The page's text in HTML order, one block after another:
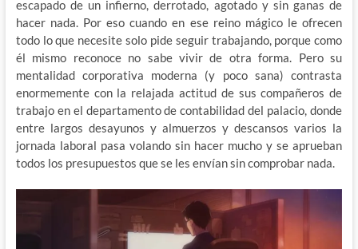
escapado de un infierno, derrotado, agotado y sin ganas de
hacer nada. Por eso cuando en ese reino mágico le ofrecen
todo lo que necesite solo pide seguir trabajando, porque como
él mismo reconoce no sabe vivir de otra forma. Pero su
mentalidad corporativa moderna (y poco sana) contrasta
enormemente con la relajada actitud de sus compañeros de
trabajo en el departamento de contabilidad del palacio, donde
entre largos desayunos y almuerzos y descansos varios la
jornada laboral pasa volando sin hacer mucho y se aprueban
todos los presupuestos que se les envían sin comprobar nada.